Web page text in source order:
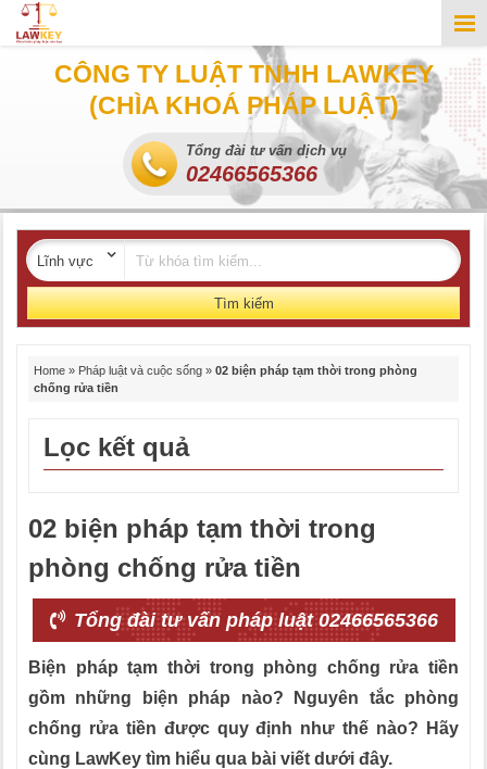
CÔNG TY LUẬT TNHH LAWKEY
(CHÌA KHOÁ PHÁP LUẬT)
Tổng đài tư vấn dịch vụ
02466565366
Tìm kiếm
Home » Pháp luật và cuộc sống » 02 biện pháp tạm thời trong phòng
chống rửa tiền
Lọc kết quả
02 biện pháp tạm thời trong
phòng chống rửa tiền
Tổng đài tư vấn pháp luật 02466565366
Biện pháp tạm thời trong phòng chống rửa tiền
gồm những biện pháp nào? Nguyên tắc phòng
chống rửa tiền được quy định như thế nào? Hãy
cùng LawKey tìm hiểu qua bài viết dưới đây.